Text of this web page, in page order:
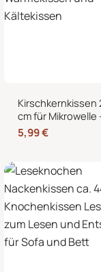
Kirschkernkissen
cm für Mikrowelle
Körnerkissen als
Wärmekissen und
5,99€